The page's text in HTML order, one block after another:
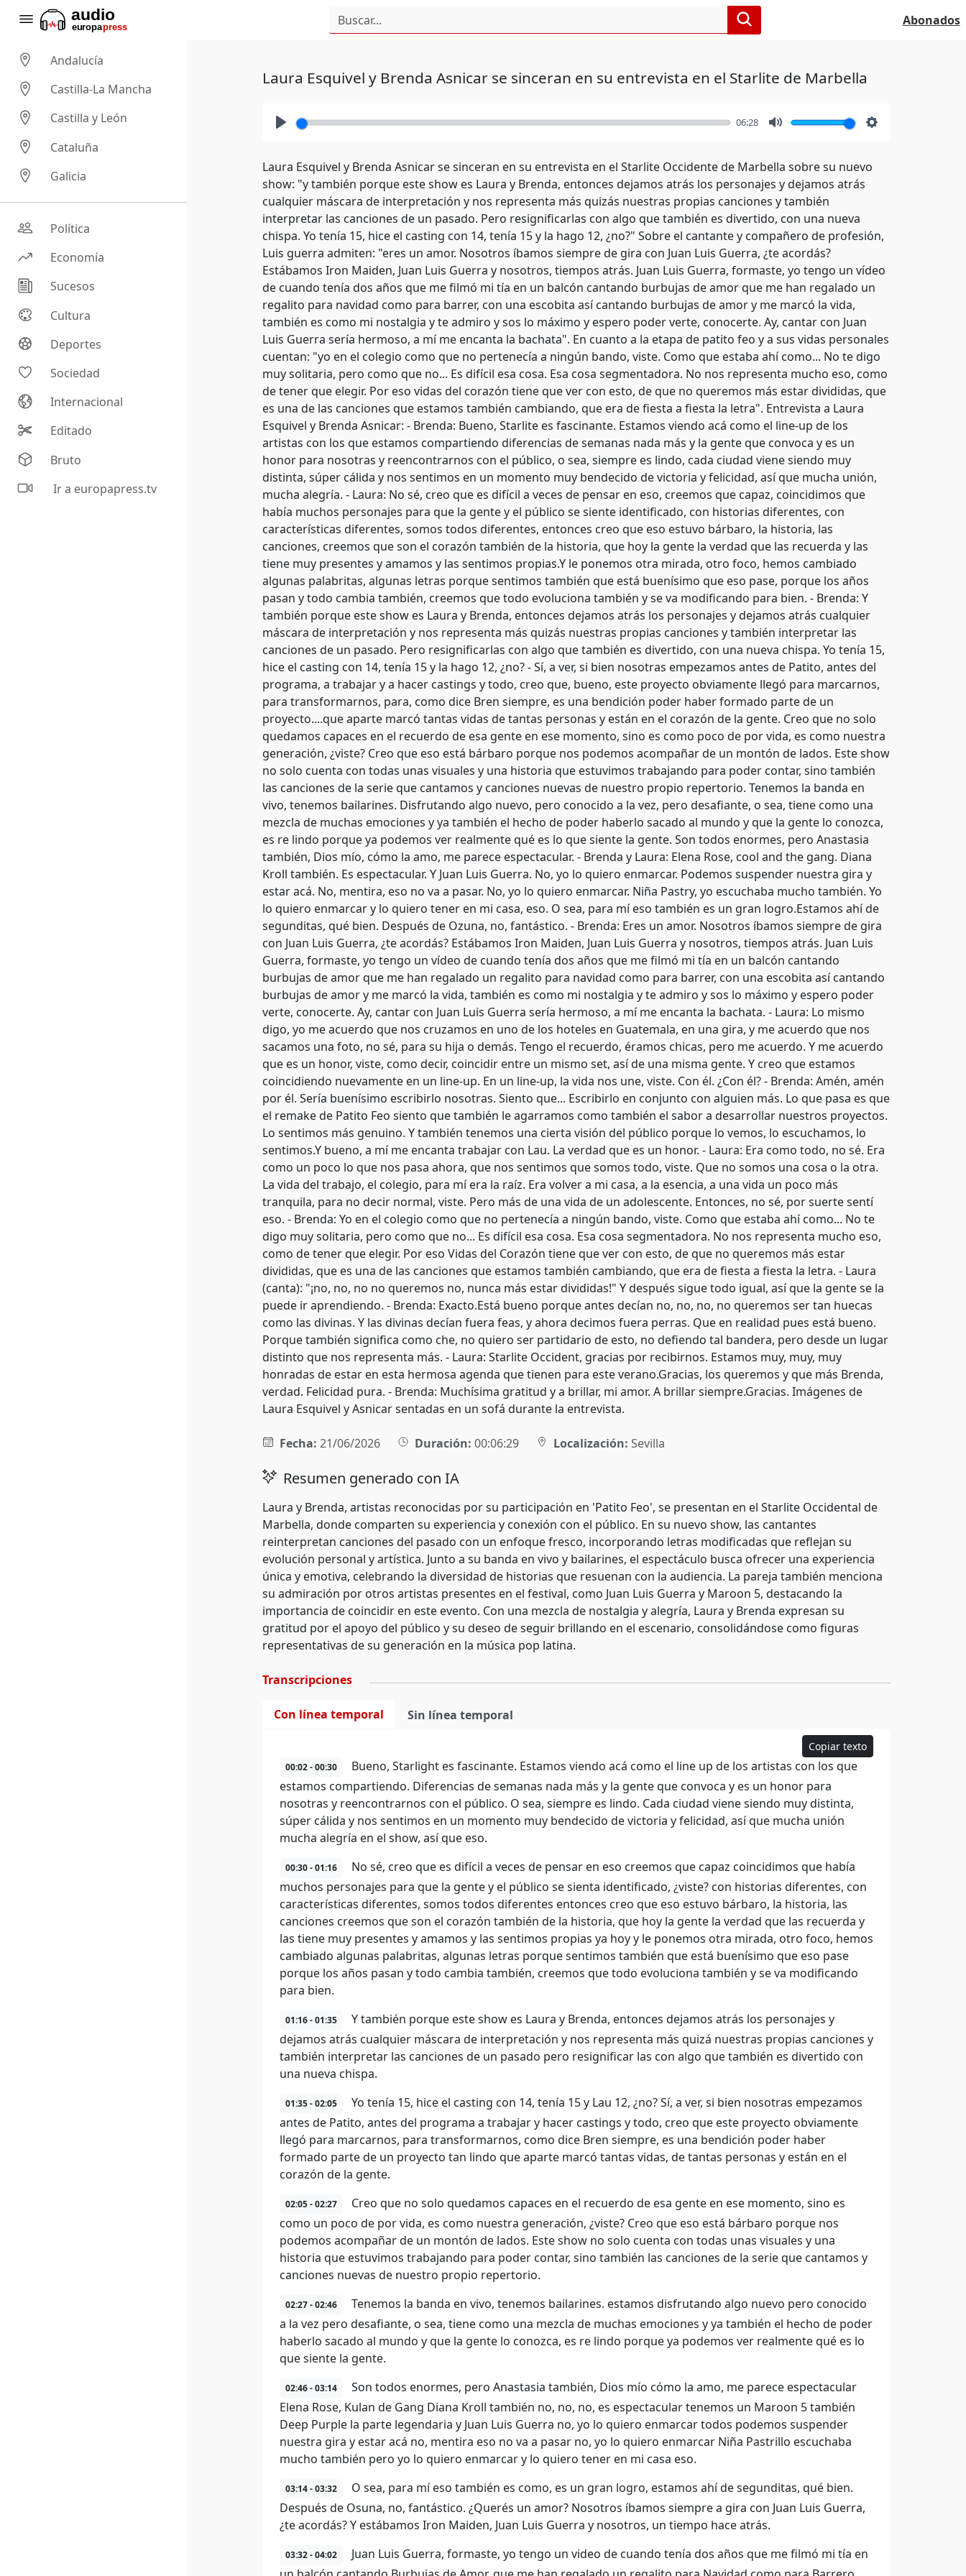
Abonados
Andalucía
Castilla-La Mancha
Castilla y León
Cataluña
Galicia
Política
Economía
Sucesos
Cultura
Deportes
Sociedad
Internacional
Editado
Bruto
Ir a europapress.tv
Laura Esquivel y Brenda Asnicar se sinceran en su entrevista en el Starlite de Marbella
06:28
Laura Esquivel y Brenda Asnicar se sinceran en su entrevista en el Starlite Occidente de Marbella sobre su nuevo
show: "y también porque este show es Laura y Brenda, entonces dejamos atrás los personajes y dejamos atrás
cualquier máscara de interpretación y nos representa más quizás nuestras propias canciones y también
interpretar las canciones de un pasado. Pero resignificarlas con algo que también es divertido, con una nueva
chispa. Yo tenía 15, hice el casting con 14, tenía 15 y la hago 12, ¿no?" Sobre el cantante y compañero de profesión,
Luis guerra admiten: "eres un amor. Nosotros íbamos siempre de gira con Juan Luis Guerra, ¿te acordás?
Estábamos Iron Maiden, Juan Luis Guerra y nosotros, tiempos atrás. Juan Luis Guerra, formaste, yo tengo un vídeo
de cuando tenía dos años que me filmó mi tía en un balcón cantando burbujas de amor que me han regalado un
regalito para navidad como para barrer, con una escobita así cantando burbujas de amor y me marcó la vida,
también es como mi nostalgia y te admiro y sos lo máximo y espero poder verte, conocerte. Ay, cantar con Juan
Luis Guerra sería hermoso, a mí me encanta la bachata". En cuanto a la etapa de patito feo y a sus vidas personales
cuentan: "yo en el colegio como que no pertenecía a ningún bando, viste. Como que estaba ahí como... No te digo
muy solitaria, pero como que no... Es difícil esa cosa. Esa cosa segmentadora. No nos representa mucho eso, como
de tener que elegir. Por eso vidas del corazón tiene que ver con esto, de que no queremos más estar divididas, que
es una de las canciones que estamos también cambiando, que era de fiesta a fiesta la letra". Entrevista a Laura
Esquivel y Brenda Asnicar: - Brenda: Bueno, Starlite es fascinante. Estamos viendo acá como el line-up de los
artistas con los que estamos compartiendo diferencias de semanas nada más y la gente que convoca y es un
honor para nosotras y reencontrarnos con el público, o sea, siempre es lindo, cada ciudad viene siendo muy
distinta, súper cálida y nos sentimos en un momento muy bendecido de victoria y felicidad, así que mucha unión,
mucha alegría. - Laura: No sé, creo que es difícil a veces de pensar en eso, creemos que capaz, coincidimos que
había muchos personajes para que la gente y el público se siente identificado, con historias diferentes, con
características diferentes, somos todos diferentes, entonces creo que eso estuvo bárbaro, la historia, las
canciones, creemos que son el corazón también de la historia, que hoy la gente la verdad que las recuerda y las
tiene muy presentes y amamos y las sentimos propias.Y le ponemos otra mirada, otro foco, hemos cambiado
algunas palabritas, algunas letras porque sentimos también que está buenísimo que eso pase, porque los años
pasan y todo cambia también, creemos que todo evoluciona también y se va modificando para bien. - Brenda: Y
también porque este show es Laura y Brenda, entonces dejamos atrás los personajes y dejamos atrás cualquier
máscara de interpretación y nos representa más quizás nuestras propias canciones y también interpretar las
canciones de un pasado. Pero resignificarlas con algo que también es divertido, con una nueva chispa. Yo tenía 15,
hice el casting con 14, tenía 15 y la hago 12, ¿no? - Sí, a ver, si bien nosotras empezamos antes de Patito, antes del
programa, a trabajar y a hacer castings y todo, creo que, bueno, este proyecto obviamente llegó para marcarnos,
para transformarnos, para, como dice Bren siempre, es una bendición poder haber formado parte de un
proyecto....que aparte marcó tantas vidas de tantas personas y están en el corazón de la gente. Creo que no solo
quedamos capaces en el recuerdo de esa gente en ese momento, sino es como poco de por vida, es como nuestra
generación, ¿viste? Creo que eso está bárbaro porque nos podemos acompañar de un montón de lados. Este show
no solo cuenta con todas unas visuales y una historia que estuvimos trabajando para poder contar, sino también
las canciones de la serie que cantamos y canciones nuevas de nuestro propio repertorio. Tenemos la banda en
vivo, tenemos bailarines. Disfrutando algo nuevo, pero conocido a la vez, pero desafiante, o sea, tiene como una
mezcla de muchas emociones y ya también el hecho de poder haberlo sacado al mundo y que la gente lo conozca,
es re lindo porque ya podemos ver realmente qué es lo que siente la gente. Son todos enormes, pero Anastasia
también, Dios mío, cómo la amo, me parece espectacular. - Brenda y Laura: Elena Rose, cool and the gang. Diana
Kroll también. Es espectacular. Y Juan Luis Guerra. No, yo lo quiero enmarcar. Podemos suspender nuestra gira y
estar acá. No, mentira, eso no va a pasar. No, yo lo quiero enmarcar. Niña Pastry, yo escuchaba mucho también. Yo
lo quiero enmarcar y lo quiero tener en mi casa, eso. O sea, para mí eso también es un gran logro.Estamos ahí de
segunditas, qué bien. Después de Ozuna, no, fantástico. - Brenda: Eres un amor. Nosotros íbamos siempre de gira
con Juan Luis Guerra, ¿te acordás? Estábamos Iron Maiden, Juan Luis Guerra y nosotros, tiempos atrás. Juan Luis
Guerra, formaste, yo tengo un vídeo de cuando tenía dos años que me filmó mi tía en un balcón cantando
burbujas de amor que me han regalado un regalito para navidad como para barrer, con una escobita así cantando
burbujas de amor y me marcó la vida, también es como mi nostalgia y te admiro y sos lo máximo y espero poder
verte, conocerte. Ay, cantar con Juan Luis Guerra sería hermoso, a mí me encanta la bachata. - Laura: Lo mismo
digo, yo me acuerdo que nos cruzamos en uno de los hoteles en Guatemala, en una gira, y me acuerdo que nos
sacamos una foto, no sé, para su hija o demás. Tengo el recuerdo, éramos chicas, pero me acuerdo. Y me acuerdo
que es un honor, viste, como decir, coincidir entre un mismo set, así de una misma gente. Y creo que estamos
coincidiendo nuevamente en un line-up. En un line-up, la vida nos une, viste. Con él. ¿Con él? - Brenda: Amén, amén
por él. Sería buenísimo escribirlo nosotras. Siento que... Escribirlo en conjunto con alguien más. Lo que pasa es que
el remake de Patito Feo siento que también le agarramos como también el sabor a desarrollar nuestros proyectos.
Lo sentimos más genuino. Y también tenemos una cierta visión del público porque lo vemos, lo escuchamos, lo
sentimos.Y bueno, a mí me encanta trabajar con Lau. La verdad que es un honor. - Laura: Era como todo, no sé. Era
como un poco lo que nos pasa ahora, que nos sentimos que somos todo, viste. Que no somos una cosa o la otra.
La vida del trabajo, el colegio, para mí era la raíz. Era volver a mi casa, a la esencia, a una vida un poco más
tranquila, para no decir normal, viste. Pero más de una vida de un adolescente. Entonces, no sé, por suerte sentí
eso. - Brenda: Yo en el colegio como que no pertenecía a ningún bando, viste. Como que estaba ahí como... No te
digo muy solitaria, pero como que no... Es difícil esa cosa. Esa cosa segmentadora. No nos representa mucho eso,
como de tener que elegir. Por eso Vidas del Corazón tiene que ver con esto, de que no queremos más estar
divididas, que es una de las canciones que estamos también cambiando, que era de fiesta a fiesta la letra. - Laura
(canta): "¡no, no, no no queremos no, nunca más estar divididas!" Y después sigue todo igual, así que la gente se la
puede ir aprendiendo. - Brenda: Exacto.Está bueno porque antes decían no, no, no, no queremos ser tan huecas
como las divinas. Y las divinas decían fuera feas, y ahora decimos fuera perras. Que en realidad pues está bueno.
Porque también significa como che, no quiero ser partidario de esto, no defiendo tal bandera, pero desde un lugar
distinto que nos representa más. - Laura: Starlite Occident, gracias por recibirnos. Estamos muy, muy, muy
honradas de estar en esta hermosa agenda que tienen para este verano.Gracias, los queremos y que más Brenda,
verdad. Felicidad pura. - Brenda: Muchísima gratitud y a brillar, mi amor. A brillar siempre.Gracias. Imágenes de
Laura Esquivel y Asnicar sentadas en un sofá durante la entrevista.
Fecha: 21/06/2026 Duración: 00:06:29 Localización: Sevilla
Resumen generado con IA
Laura y Brenda, artistas reconocidas por su participación en 'Patito Feo', se presentan en el Starlite Occidental de
Marbella, donde comparten su experiencia y conexión con el público. En su nuevo show, las cantantes
reinterpretan canciones del pasado con un enfoque fresco, incorporando letras modificadas que reflejan su
evolución personal y artística. Junto a su banda en vivo y bailarines, el espectáculo busca ofrecer una experiencia
única y emotiva, celebrando la diversidad de historias que resuenan con la audiencia. La pareja también menciona
su admiración por otros artistas presentes en el festival, como Juan Luis Guerra y Maroon 5, destacando la
importancia de coincidir en este evento. Con una mezcla de nostalgia y alegría, Laura y Brenda expresan su
gratitud por el apoyo del público y su deseo de seguir brillando en el escenario, consolidándose como figuras
representativas de su generación en la música pop latina.
Transcripciones
Con línea temporal Sin línea temporal
Copiar texto
00:02 - 00:30
Bueno, Starlight es fascinante. Estamos viendo acá como el line up de los artistas con los que
estamos compartiendo. Diferencias de semanas nada más y la gente que convoca y es un honor para
nosotras y reencontrarnos con el público. O sea, siempre es lindo. Cada ciudad viene siendo muy distinta,
súper cálida y nos sentimos en un momento muy bendecido de victoria y felicidad, así que mucha unión
mucha alegría en el show, así que eso.
00:30 - 01:16
No sé, creo que es difícil a veces de pensar en eso creemos que capaz coincidimos que había
muchos personajes para que la gente y el público se sienta identificado, ¿viste? con historias diferentes, con
características diferentes, somos todos diferentes entonces creo que eso estuvo bárbaro, la historia, las
canciones creemos que son el corazón también de la historia, que hoy la gente la verdad que las recuerda y
las tiene muy presentes y amamos y las sentimos propias ya hoy y le ponemos otra mirada, otro foco, hemos
cambiado algunas palabritas, algunas letras porque sentimos también que está buenísimo que eso pase
porque los años pasan y todo cambia también, creemos que todo evoluciona también y se va modificando
para bien.
01:16 - 01:35
Y también porque este show es Laura y Brenda, entonces dejamos atrás los personajes y
dejamos atrás cualquier máscara de interpretación y nos representa más quizá nuestras propias canciones y
también interpretar las canciones de un pasado pero resignificar las con algo que también es divertido con
una nueva chispa.
01:35 - 02:05
Yo tenía 15, hice el casting con 14, tenía 15 y Lau 12, ¿no? Sí, a ver, si bien nosotras empezamos
antes de Patito, antes del programa a trabajar y hacer castings y todo, creo que este proyecto obviamente
llegó para marcarnos, para transformarnos, como dice Bren siempre, es una bendición poder haber
formado parte de un proyecto tan lindo que aparte marcó tantas vidas, de tantas personas y están en el
corazón de la gente.
02:05 - 02:27
Creo que no solo quedamos capaces en el recuerdo de esa gente en ese momento, sino es
como un poco de por vida, es como nuestra generación, ¿viste? Creo que eso está bárbaro porque nos
podemos acompañar de un montón de lados. Este show no solo cuenta con todas unas visuales y una
historia que estuvimos trabajando para poder contar, sino también las canciones de la serie que cantamos y
canciones nuevas de nuestro propio repertorio.
02:27 - 02:46
Tenemos la banda en vivo, tenemos bailarines. estamos disfrutando algo nuevo pero conocido
a la vez pero desafiante, o sea, tiene como una mezcla de muchas emociones y ya también el hecho de poder
haberlo sacado al mundo y que la gente lo conozca, es re lindo porque ya podemos ver realmente qué es lo
que siente la gente.
02:46 - 03:14
Son todos enormes, pero Anastasia también, Dios mío cómo la amo, me parece espectacular
Elena Rose, Kulan de Gang Diana Kroll también no, no, no, es espectacular tenemos un Maroon 5 también
Deep Purple la parte legendaria y Juan Luis Guerra no, yo lo quiero enmarcar todos podemos suspender
nuestra gira y estar acá no, mentira eso no va a pasar no, yo lo quiero enmarcar Niña Pastrillo escuchaba
mucho también pero yo lo quiero enmarcar y lo quiero tener en mi casa eso.
03:14 - 03:32
O sea, para mí eso también es como, es un gran logro, estamos ahí de segunditas, qué bien.
Después de Osuna, no, fantástico. ¿Querés un amor? Nosotros íbamos siempre a gira con Juan Luis Guerra,
¿te acordás? Y estábamos Iron Maiden, Juan Luis Guerra y nosotros, un tiempo hace atrás.
03:32 - 04:02
Juan Luis Guerra, formaste, yo tengo un video de cuando tenía dos años que me filmó mi tía en